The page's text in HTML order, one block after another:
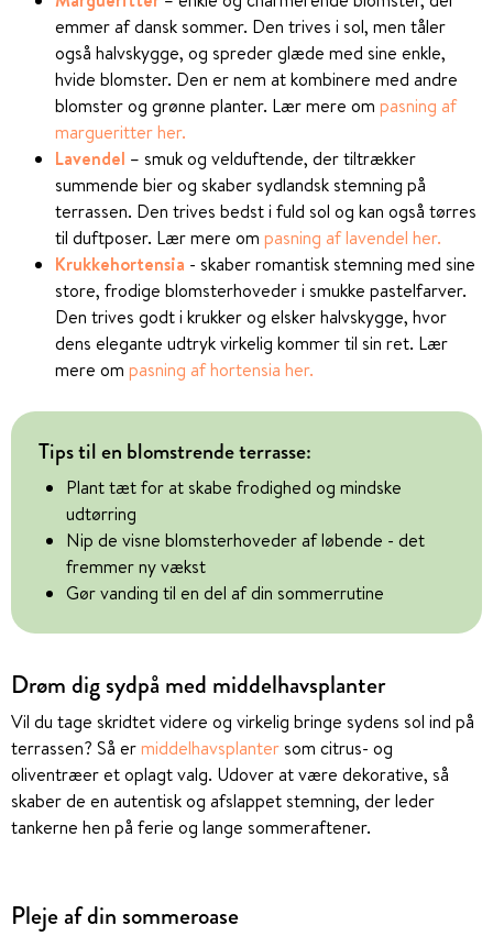
emmer af dansk sommer. Den trives i sol, men tåler
også halvskygge, og spreder glæde med sine enkle,
hvide blomster. Den er nem at kombinere med andre
blomster og grønne planter. Lær mere om pasning af
margueritter her.
Lavendel – smuk og velduftende, der tiltrækker
summende bier og skaber sydlandsk stemning på
terrassen. Den trives bedst i fuld sol og kan også tørres
til duftposer. Lær mere om pasning af lavendel her.
Krukkehortensia - skaber romantisk stemning med sine
store, frodige blomsterhoveder i smukke pastelfarver.
Den trives godt i krukker og elsker halvskygge, hvor
dens elegante udtryk virkelig kommer til sin ret. Lær
mere om pasning af hortensia her.
Tips til en blomstrende terrasse:
Plant tæt for at skabe frodighed og mindske
udtørring
Nip de visne blomsterhoveder af løbende - det
fremmer ny vækst
Gør vanding til en del af din sommerrutine
Drøm dig sydpå med middelhavsplanter
Vil du tage skridtet videre og virkelig bringe sydens sol ind på
terrassen? Så ermiddelhavsplanter som citrus- og
oliventræer et oplagt valg. Udover at være dekorative, så
skaber de en autentisk og afslappet stemning, der leder
tankerne hen på ferie og lange sommeraftener.
Pleje af din sommeroase